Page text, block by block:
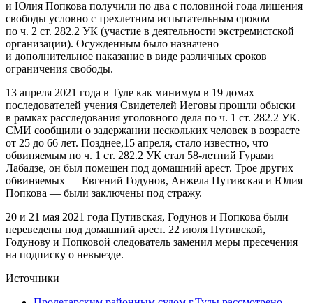
и Юлия Попкова получили по два с половиной года лишения
свободы условно с трехлетним испытательным сроком
по ч. 2 ст. 282.2 УК (участие в деятельности экстремистской
организации). Осужденным было назначено
и дополнительное наказание в виде различных сроков
ограничения свободы.
13 апреля 2021 года в Туле как минимум в 19 домах
последователей учения Свидетелей Иеговы прошли обыски
в рамках расследования уголовного дела по ч. 1 ст. 282.2 УК.
СМИ сообщили о задержании нескольких человек в возрасте
от 25 до 66 лет. Позднее,15 апреля, стало известно, что
обвиняемым по ч. 1 ст. 282.2 УК стал 58-летний Гурами
Лабадзе, он был помещен под домашний арест. Трое других
обвиняемых — Евгений Годунов, Анжела Путивская и Юлия
Попкова — были заключены под стражу.
20 и 21 мая 2021 года Путивская, Годунов и Попкова были
переведены под домашний арест. 22 июля Путивской,
Годунову и Попковой следователь заменил меры пресечения
на подписку о невыезде.
Источники